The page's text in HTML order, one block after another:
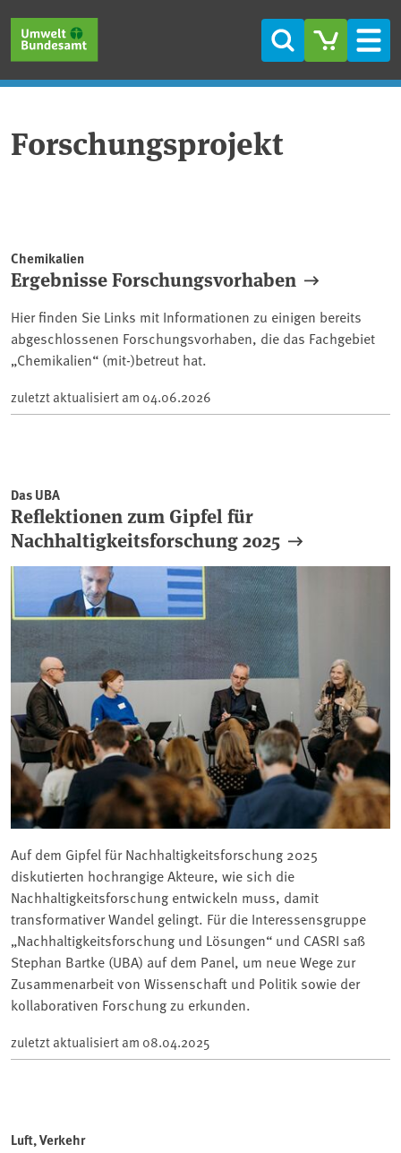
Suche
Forschungsprojekt
Chemikalien
Ergebnisse Forschungsvorhaben
Hier finden Sie Links mit Informationen zu einigen bereits
abgeschlossenen Forschungsvorhaben, die das Fachgebiet
„Chemikalien“ (mit-)betreut hat.
zuletzt aktualisiert am 04.06.2026
Das UBA
Reflektionen zum Gipfel für
Nachhaltigkeitsforschung 2025
Auf dem Gipfel für Nachhaltigkeitsforschung 2025
diskutierten hochrangige Akteure, wie sich die
Nachhaltigkeitsforschung entwickeln muss, damit
transformativer Wandel gelingt. Für die Interessensgruppe
„Nachhaltigkeitsforschung und Lösungen“ und CASRI saß
Stephan Bartke (UBA) auf dem Panel, um neue Wege zur
Zusammenarbeit von Wissenschaft und Politik sowie der
kollaborativen Forschung zu erkunden.
zuletzt aktualisiert am 08.04.2025
Luft, Verkehr